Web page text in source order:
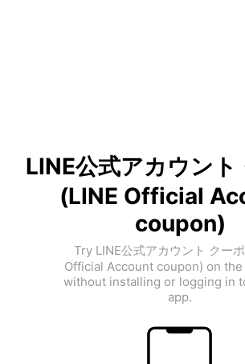
LINE公式アカウント
(LINE Official
coupon)
Try LINE公式アカウント クー
Official Account coupon) on the
without installing or logging in
app.